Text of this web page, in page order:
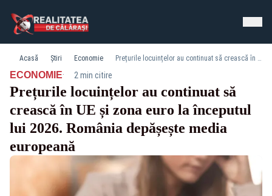
Acasă Știri Economie Prețurile locuințelor au continuat să crească în UE și zona euro la începutul lui 2026. România depășește media europeană
ECONOMIE· 2 min citire
Prețurile locuințelor au continuat să
crească în UE și zona euro la începutul
lui 2026. România depășește media
europeană